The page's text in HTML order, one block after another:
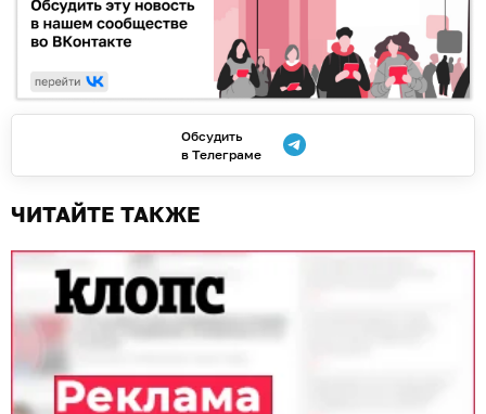
Обсудить
в Телеграме
ЧИТАЙТЕ ТАКЖЕ